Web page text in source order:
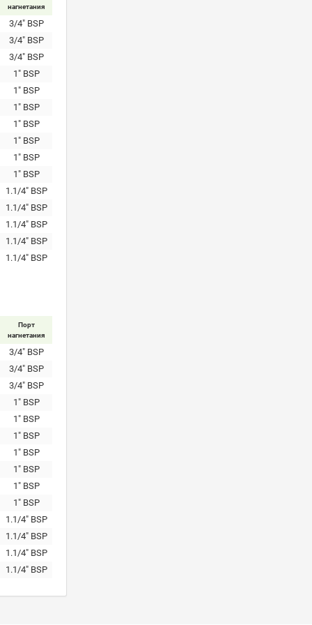
нагнетания
3/4" BSP
3/4" BSP
3/4" BSP
1" BSP
1" BSP
1" BSP
1" BSP
1" BSP
1" BSP
1" BSP
1.1/4" BSP
1.1/4" BSP
1.1/4" BSP
1.1/4" BSP
1.1/4" BSP
Порт
нагнетания
3/4" BSP
3/4" BSP
3/4" BSP
1" BSP
1" BSP
1" BSP
1" BSP
1" BSP
1" BSP
1" BSP
1.1/4" BSP
1.1/4" BSP
1.1/4" BSP
1.1/4" BSP